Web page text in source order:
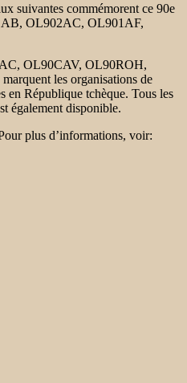
suivantes commémorent ce 90e
OL902AC, OL901AF,
OL90CAV, OL90ROH,
les organisations de
en République tchèque. Tous les
également disponible.
plus d’informations, voir: